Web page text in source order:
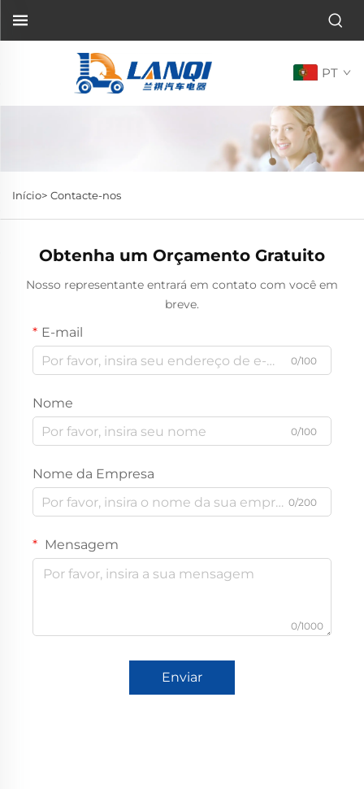
PT
Início> Contacte-nos
Obtenha um Orçamento Gratuito
Nosso representante entrará em contato com você em
breve.
E-mail
0/100
Nome
0/100
Nome da Empresa
0/200
Mensagem
0/1000
Enviar